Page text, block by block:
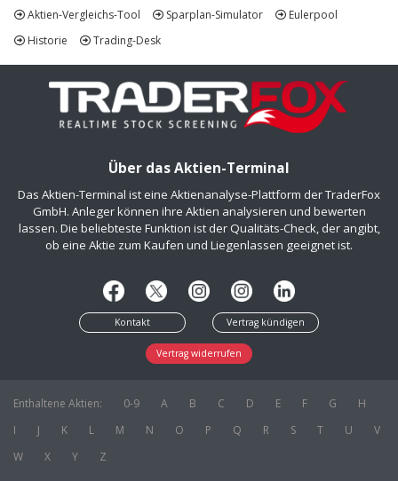
Aktien-Vergleichs-Tool
Sparplan-Simulator
Eulerpool
Historie
Trading-Desk
Über das Aktien-Terminal
Das Aktien-Terminal ist eine Aktienanalyse-Plattform der TraderFox
GmbH. Anleger können ihre Aktien analysieren und bewerten
lassen. Die beliebteste Funktion ist der Qualitäts-Check, der angibt,
ob eine Aktie zum Kaufen und Liegenlassen geeignet ist.
Kontakt Vertrag kündigen
Vertrag widerrufen
Enthaltene Aktien: 0-9 A B C D E F G
H
I
J K L M N O P Q R S T U
V
W
X Y Z